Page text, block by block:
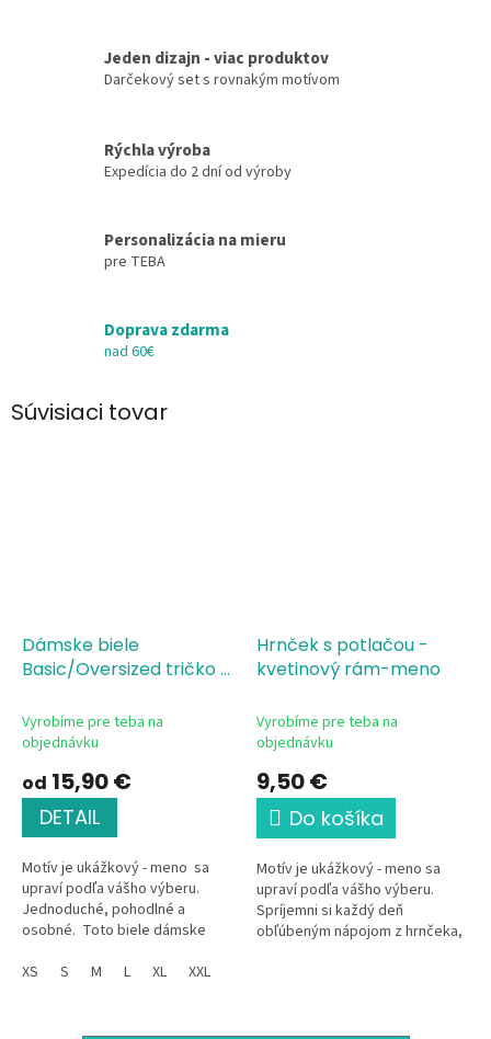
Jeden dizajn - viac produktov
Darčekový set s rovnakým motívom
Rýchla výroba
Expedícia do 2 dní od výroby
Personalizácia na mieru
pre TEBA
Doprava zdarma
nad 60€
Súvisiaci tovar
Dámske biele
Basic/Oversized tričko s
rám-meno
Vyrobíme pre teba na
objednávku
od 15,90 €
DETAIL
Motív je ukážkový - meno sa
upraví podľa vášho výberu.
Jednoduché, pohodlné a
osobné. Toto biele dámske
jemným kvetinovým motívom
XS S M L XL XXL
Hrnček s potlačou -
kvetinový rám-meno
Vyrobíme pre teba na
objednávku
9,50 €
Do košíka
Motív je ukážkový - meno sa
upraví podľa vášho výberu.
Spríjemni si každý deň
obľúbeným nápojom z hrnčeka,